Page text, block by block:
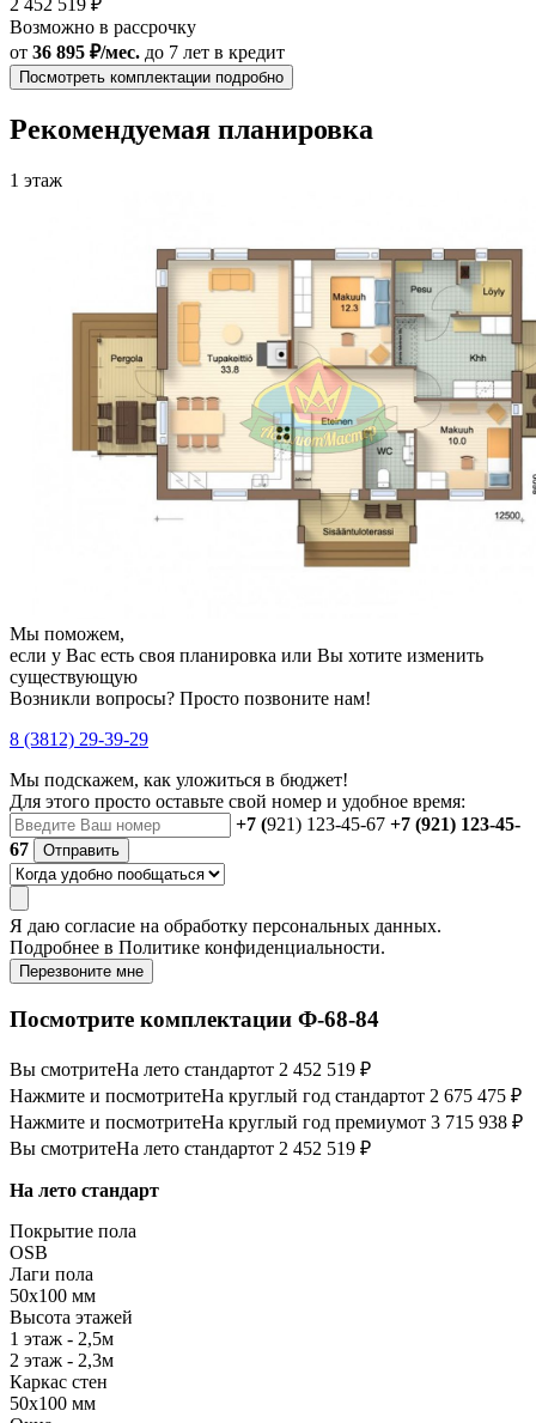
Возможно в рассрочку
от 36 895 ₽/мес. до 7 лет в кредит
Посмотреть комплектации подробно
Рекомендуемая планировка
1 этаж
Мы поможем,
если у Вас есть своя планировка или Вы хотите изменить
существующую
Возникли вопросы? Просто позвоните нам!
8 (3812) 29-39-29
Мы подскажем, как уложиться в бюджет!
Для этого просто оставьте свой номер и удобное время:
+7 (921) 123-45-67 +7 (921) 123-45-
67
Отправить
Я даю согласие на обработку персональных данных.
Подробнее в Политике конфиденциальности.
Перезвоните мне
Посмотрите комплектации Ф-68-84
Вы смотритеНа лето стандартот 2 452 519 ₽
Нажмите и посмотритеНа круглый год стандартот 2 675 475 ₽
Нажмите и посмотритеНа круглый год премиумот 3 715 938 ₽
Вы смотритеНа лето стандартот 2 452 519 ₽
На лето стандарт
Покрытие пола
OSB
Лаги пола
50х100 мм
Высота этажей
1 этаж - 2,5м
2 этаж - 2,3м
Каркас стен
50х100 мм